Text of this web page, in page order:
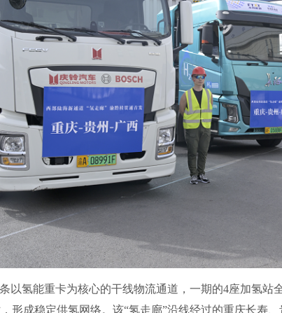
氢能重卡为核心的干线物流通道，一期的4座加氢站
形成稳定供氢网络。该“氢走廊”沿线经过的重庆长寿